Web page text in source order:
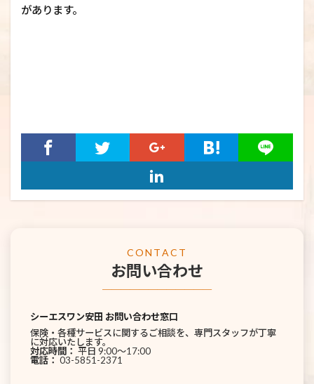
があります。
CONTACT
お問い合わせ
────────────
シーエスワン安田 お問い合わせ窓口
保険・各種サービスに関するご相談を、専門スタッフが丁寧
に対応いたします。
対応時間： 平日 9:00〜17:00
電話： 03-5851-2371